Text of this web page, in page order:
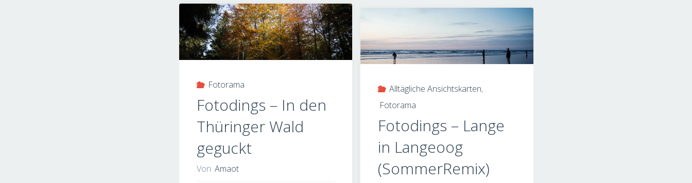
Fotografisches
Resteessen:
Vier
Preis
von
Einem"
Langeoog
LockDown"
Fotorama
Fotodings – In den
Thüringer Wald
geguckt
Von Amaot
Alltägliche Ansichtskarten,
Fotorama
Fotodings – Lange
in Langeoog
(SommerRemix)